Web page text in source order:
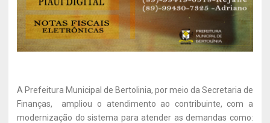
A Prefeitura Municipal de Bertolinia, por meio da Secretaria de
Finanças, ampliou o atendimento ao contribuinte, com a
modernização do sistema para atender as demandas como: